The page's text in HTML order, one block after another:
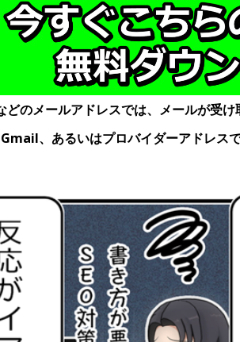
のメールアドレスでは、メールが受け
、あるいはプロバイダーアドレス